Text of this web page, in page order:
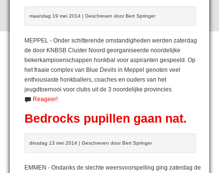
maandag 19 mei 2014 | Geschreven door Bert Springer
MEPPEL - Onder schitterende omstandigheden werden zaterdag
de door KNBSB Cluster Noord georganiseerde noordelijke
bekerkampioenschappen honkbal voor aspiranten gespeeld. Op
het fraaie complex van Blue Devils in Meppel genoten veel
enthousiaste honkballers, coaches en ouders van het
jeugdtoernooi voor clubs uit de 3 noordelijke provincies.
Reageer!
Bedrocks pupillen gaan nat.
dinsdag 13 mei 2014 | Geschreven door Bert Springer
EMMEN - Ondanks de slechte weersvoorspelling ging zaterdag de